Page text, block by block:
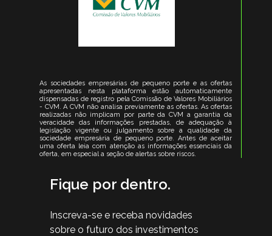
As sociedades empresárias de pequeno porte e as ofertas
apresentadas nesta plataforma estão automaticamente
dispensadas de registro pela Comissão de Valores Mobiliários
- CVM. A CVM não analisa previamente as ofertas. As ofertas
realizadas não implicam por parte da CVM a garantia da
veracidade das informações prestadas, de adequação à
legislação vigente ou julgamento sobre a qualidade da
sociedade empresária de pequeno porte. Antes de aceitar
uma oferta leia com atenção as informações essenciais da
oferta, em especial a seção de alertas sobre riscos.
Fique por dentro.
Inscreva-se e receba novidades
sobre o futuro dos investimentos